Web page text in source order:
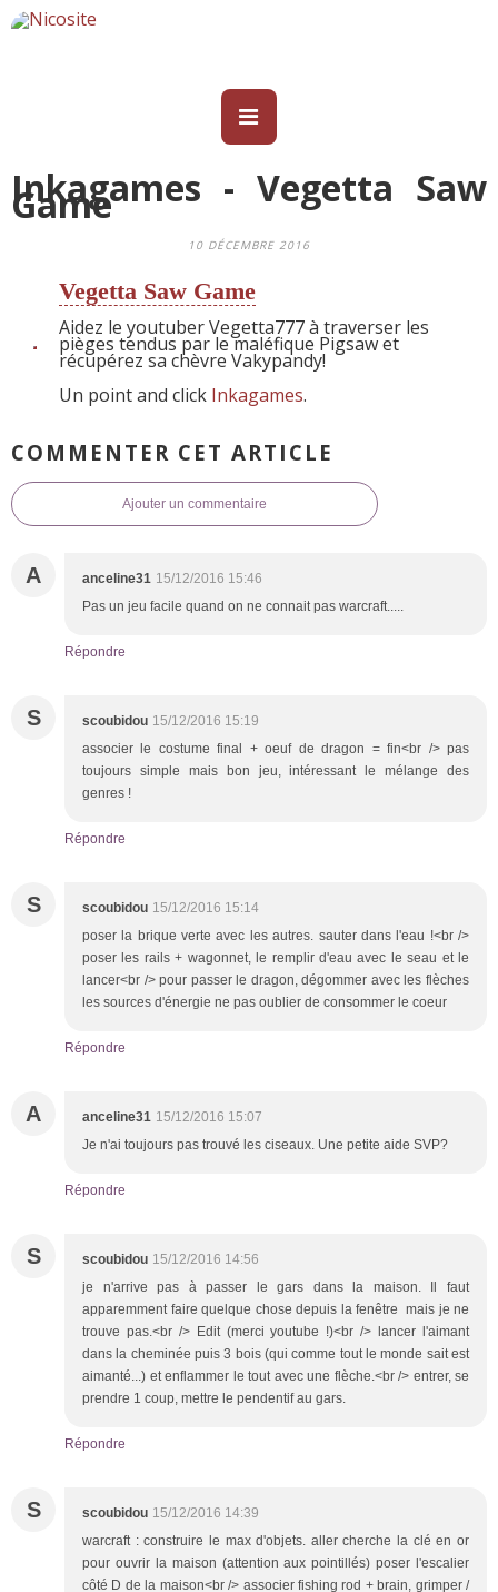
Inkagames - Vegetta Saw
Game
10 DÉCEMBRE 2016
Vegetta Saw Game
Aidez le youtuber Vegetta777 à traverser les
pièges tendus par le maléfique Pigsaw et
récupérez sa chèvre Vakypandy!
Un point and click Inkagames.
COMMENTER CET ARTICLE
Ajouter un commentaire
A anceline31 15/12/2016 15:46
Pas un jeu facile quand on ne connait pas warcraft.....
Répondre
S scoubidou 15/12/2016 15:19
associer le costume final + oeuf de dragon = fin<br /> pas
toujours simple mais bon jeu, intéressant le mélange des
genres !
Répondre
S scoubidou 15/12/2016 15:14
poser la brique verte avec les autres. sauter dans l'eau !<br />
poser les rails + wagonnet, le remplir d'eau avec le seau et le
lancer<br /> pour passer le dragon, dégommer avec les flèches
les sources d'énergie ne pas oublier de consommer le coeur
Répondre
A anceline31 15/12/2016 15:07
Je n'ai toujours pas trouvé les ciseaux. Une petite aide SVP?
Répondre
S scoubidou 15/12/2016 14:56
je n'arrive pas à passer le gars dans la maison. Il faut
apparemment faire quelque chose depuis la fenêtre mais je ne
trouve pas.<br /> Edit (merci youtube !)<br /> lancer l'aimant
dans la cheminée puis 3 bois (qui comme tout le monde sait est
aimanté...) et enflammer le tout avec une flèche.<br /> entrer, se
prendre 1 coup, mettre le pendentif au gars.
Répondre
S scoubidou 15/12/2016 14:39
warcraft : construire le max d'objets. aller cherche la clé en or
pour ouvrir la maison (attention aux pointillés) poser l'escalier
côté D de la maison<br /> associer fishing rod + brain, grimper /